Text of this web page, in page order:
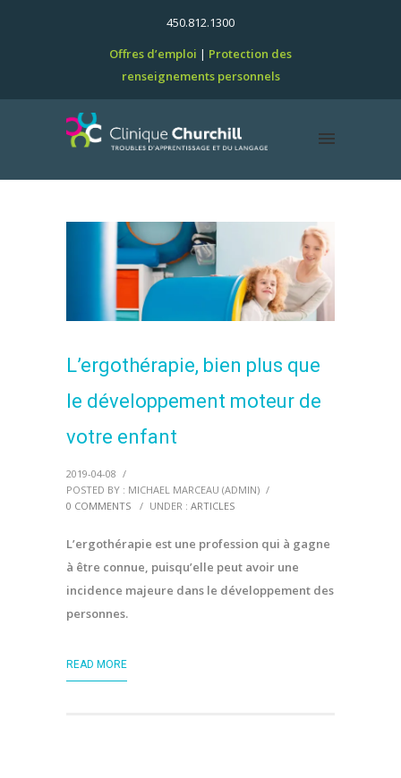
450.812.1300
Offres d’emploi
Protection des
renseignements personnels
L’ergothérapie, bien plus que
le développement moteur de
votre enfant
2019-04-08 /
POSTED BY : MICHAEL MARCEAU (ADMIN) /
0 COMMENTS
/ UNDER : ARTICLES
L’ergothérapie est une profession qui à gagne
à être connue, puisqu’elle peut avoir une
incidence majeure dans le développement des
personnes.
READ MORE